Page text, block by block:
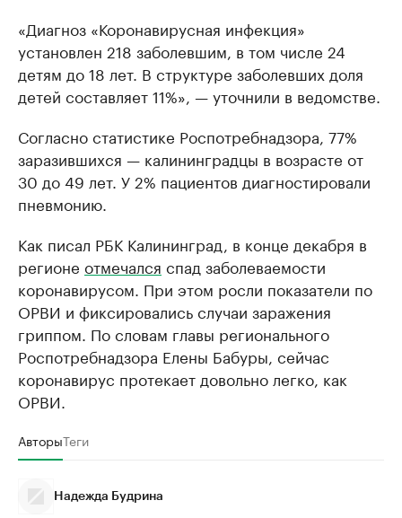
«Диагноз «Коронавирусная инфекция»
установлен 218 заболевшим, в том числе 24
детям до 18 лет. В структуре заболевших доля
детей составляет 11%», — уточнили в ведомстве.
Согласно статистике Роспотребнадзора, 77%
заразившихся — калининградцы в возрасте от
30 до 49 лет. У 2% пациентов диагностировали
пневмонию.
Как писал РБК Калининград, в конце декабря в
регионе отмечался спад заболеваемости
коронавирусом. При этом росли показатели по
ОРВИ и фиксировались случаи заражения
гриппом. По словам главы регионального
Роспотребнадзора Елены Бабуры, сейчас
коронавирус протекает довольно легко, как
ОРВИ.
АвторыТеги
Надежда Будрина